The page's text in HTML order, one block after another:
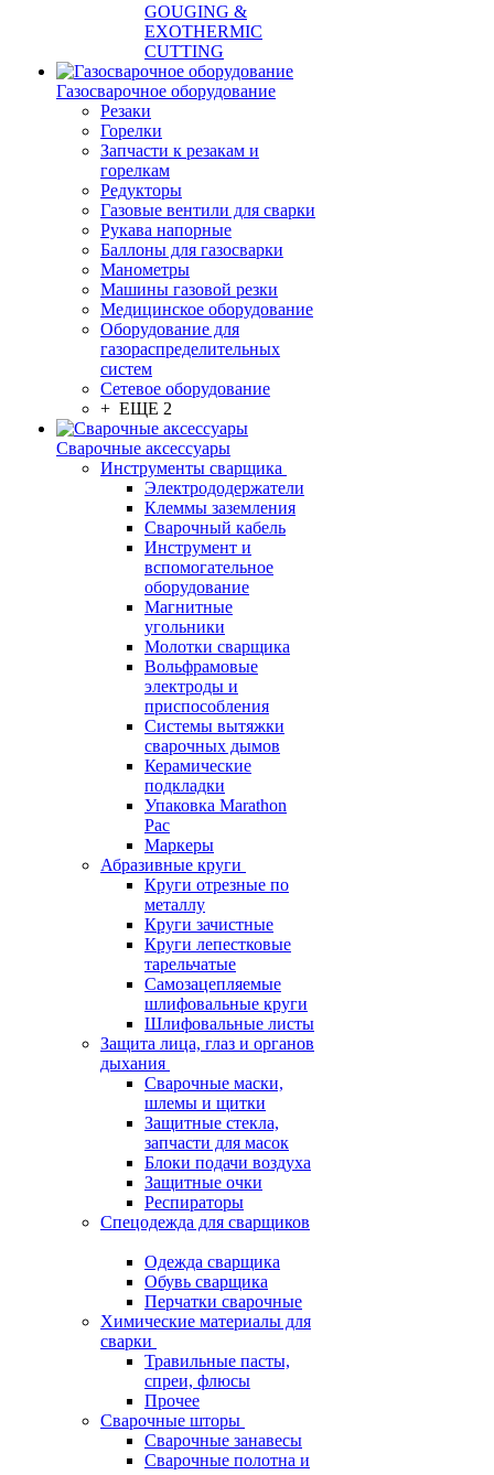
GOUGING &
EXOTHERMIC
CUTTING
Газосварочное оборудование
Резаки
Горелки
Запчасти к резакам и
горелкам
Редукторы
Газовые вентили для сварки
Рукава напорные
Баллоны для газосварки
Манометры
Машины газовой резки
Медицинское оборудование
Оборудование для
газораспределительных
систем
Сетевое оборудование
+ ЕЩЕ 2
Сварочные аксессуары
Инструменты сварщика
Электрододержатели
Клеммы заземления
Сварочный кабель
Инструмент и
вспомогательное
оборудование
Магнитные
угольники
Молотки сварщика
Вольфрамовые
электроды и
приспособления
Системы вытяжки
сварочных дымов
Керамические
подкладки
Упаковка Marathon
Pac
Маркеры
Абразивные круги
Круги отрезные по
металлу
Круги зачистные
Круги лепестковые
тарельчатые
Самозацепляемые
шлифовальные круги
Шлифовальные листы
Защита лица, глаз и органов
дыхания
Сварочные маски,
шлемы и щитки
Защитные стекла,
запчасти для масок
Блоки подачи воздуха
Защитные очки
Респираторы
Спецодежда для сварщиков
Одежда сварщика
Обувь сварщика
Перчатки сварочные
Химические материалы для
сварки
Травильные пасты,
спреи, флюсы
Прочее
Сварочные шторы
Сварочные занавесы
Сварочные полотна и